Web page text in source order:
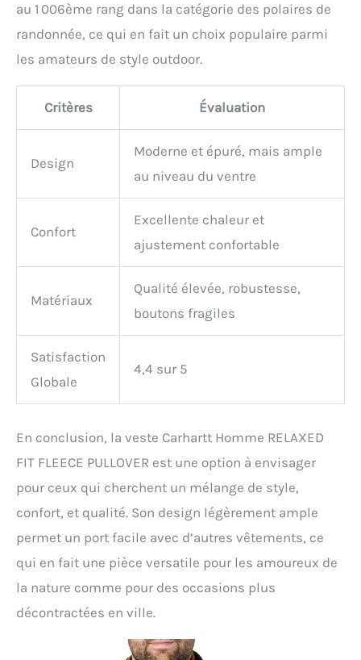
au 1 006ème rang dans la catégorie des polaires de
randonnée, ce qui en fait un choix populaire parmi
les amateurs de style outdoor.
Critères Évaluation
Design
Moderne et épuré, mais ample
au niveau du ventre
Confort
Excellente chaleur et
ajustement confortable
Matériaux
Qualité élevée, robustesse,
boutons fragiles
Satisfaction
Globale
4,4 sur 5
En conclusion, la veste Carhartt Homme RELAXED
FIT FLEECE PULLOVER est une option à envisager
pour ceux qui cherchent un mélange de style,
confort, et qualité. Son design légèrement ample
permet un port facile avec d’autres vêtements, ce
qui en fait une pièce versatile pour les amoureux de
la nature comme pour des occasions plus
décontractées en ville.